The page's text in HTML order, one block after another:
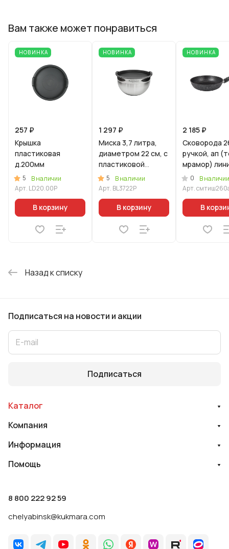
Вам также может понравиться
НОВИНКА
257 ₽
Крышка
пластиковая
д.200мм
5
В наличии
Арт. LD20.00P
В корзину
НОВИНКА
1 297 ₽
Миска 3,7 литра,
диаметром 22 см, с
пластиковой
крышкой
5
В наличии
Арт. BL3722P
В корзину
НОВИНКА
2 185 ₽
Сковорода
ручкой, ап
мрамор)
"Мраморная
0
В наличии
Арт.
В
Назад к списку
Подписаться на новости и акции
Подписаться
Каталог
Компания
Информация
Помощь
8 800 222 92 59
chelyabinsk@kukmara.com